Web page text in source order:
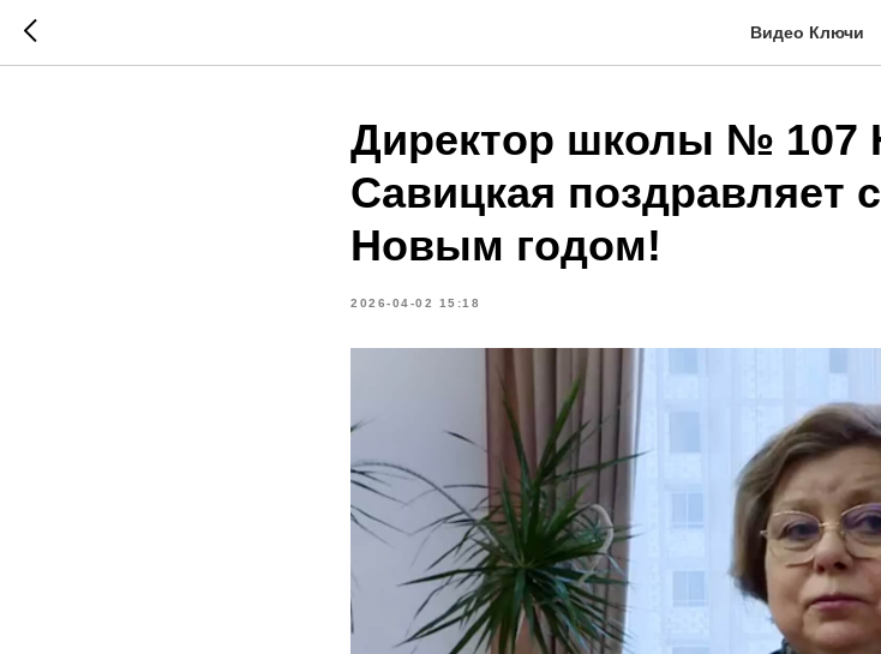
Видео Ключи
Директор школы № 107
Савицкая поздравляет
Новым годом!
2026-04-02 15:18